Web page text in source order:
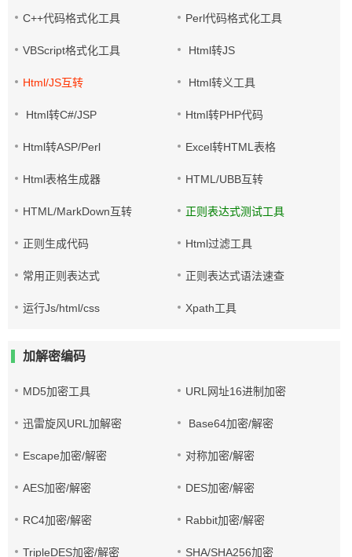
C++代码格式化工具 Perl代码格式化工具
VBScript格式化工具 Html转JS
Html/JS互转 Html转义工具
Html转C#/JSP Html转PHP代码
Html转ASP/Perl Excel转HTML表格
Html表格生成器 HTML/UBB互转
HTML/MarkDown互转 正则表达式测试工具
正则生成代码 Html过滤工具
常用正则表达式 正则表达式语法速查
运行Js/html/css Xpath工具
加解密编码
MD5加密工具 URL网址16进制加密
迅雷旋风URL加解密 Base64加密/解密
Escape加密/解密 对称加密/解密
AES加密/解密 DES加密/解密
RC4加密/解密 Rabbit加密/解密
TripleDES加密/解密 SHA/SHA256加密